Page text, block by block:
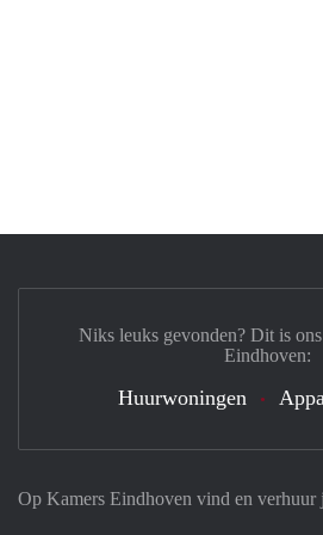
Op Kamers Eindhoven vind en
Niks leuks gevonden? Dit is
Eindhoven:
Huurwoningen